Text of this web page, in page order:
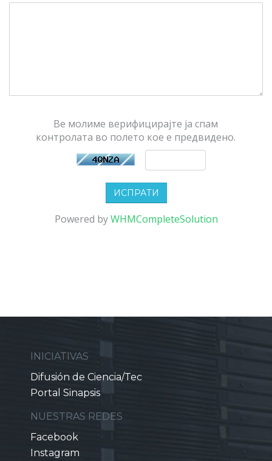
Ве молиме верифицирајте ја спам
контролата во полето кое е предвидено.
ИСПРАТИ
Powered byWHMCompleteSolution
INICIATIVAS
Difusión de Ciencia/Tec
Portal Sinapsis
NUESTRAS REDES
Facebook
Instagram